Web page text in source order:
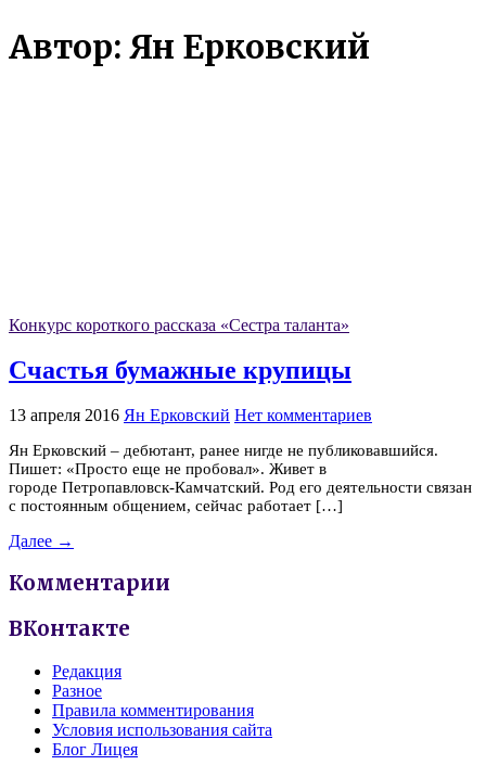
Автор: Ян Ерковский
Конкурс короткого рассказа «Сестра таланта»
Счастья бумажные крупицы
13 апреля 2016 Ян Ерковский Нет комментариев
Ян Ерковский – дебютант, ранее нигде не публиковавшийся.
Пишет: «Просто еще не пробовал». Живет в
городе Петропавловск-Камчатский. Род его деятельности связан
с постоянным общением, сейчас работает […]
Далее →
Комментарии
ВКонтакте
Редакция
Разное
Правила комментирования
Условия использования сайта
Блог Лицея